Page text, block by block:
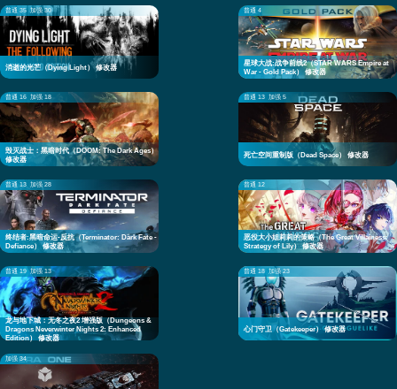
普通 35 加强 30
消逝的光芒（Dying Light） 修改器
普通 4
星球大战:战争前线2（STAR WARS Empire at
War - Gold Pack） 修改器
普通 16 加强 18
毁灭战士：黑暗时代（DOOM: The Dark Ages）
修改器
普通 13 加强 5
死亡空间重制版（Dead Space） 修改器
普通 13 加强 28
终结者:黑暗命运-反抗（Terminator: Dark Fate -
Defiance） 修改器
普通 12
恶役大小姐莉莉的策略（The Great Villainess:
Strategy of Lily） 修改器
普通 19 加强 13
龙与地下城：无冬之夜2 增强版（Dungeons &
Dragons Neverwinter Nights 2: Enhanced
Edition） 修改器
普通 18 加强 23
心门守卫（Gatekeeper） 修改器
加强 34